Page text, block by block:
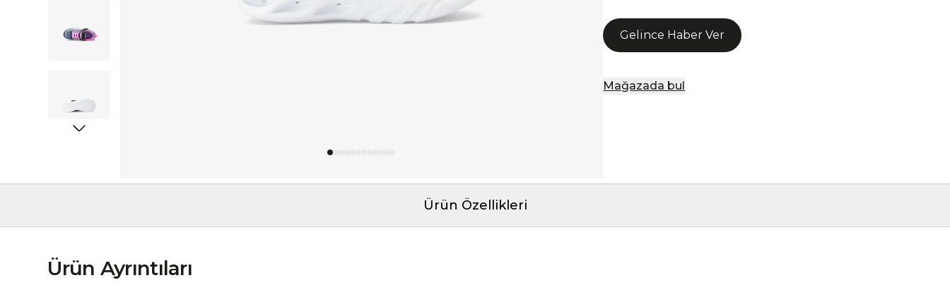
Gelince Haber Ver
Mağazada bul
Ürün Özellikleri
Ürün Ayrıntıları